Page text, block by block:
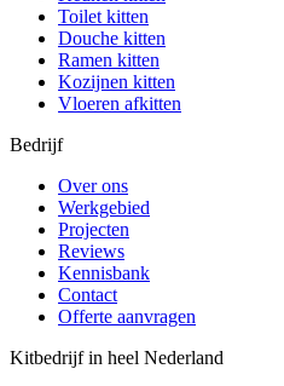
Toilet kitten
Douche kitten
Ramen kitten
Kozijnen kitten
Vloeren afkitten
Bedrijf
Over ons
Werkgebied
Projecten
Reviews
Kennisbank
Contact
Offerte aanvragen
Kitbedrijf in heel Nederland